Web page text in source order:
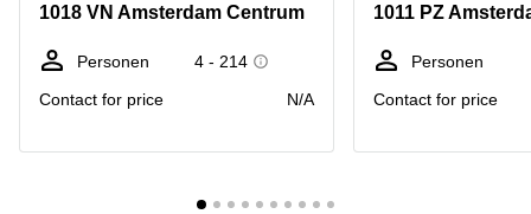
Hengelo
Hilversum
Hoofddorp
Reeuwijk
Business
Arnhem
1018 VN Amsterdam Centrum
Personen
4 - 214
Contact for price
N/A
1011 PZ
Personen
Contact for price